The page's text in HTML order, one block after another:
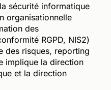
sécurité informatique
organisationnelle
des
RGPD, NIS2)
des risques, reporting
implique la direction
et la direction